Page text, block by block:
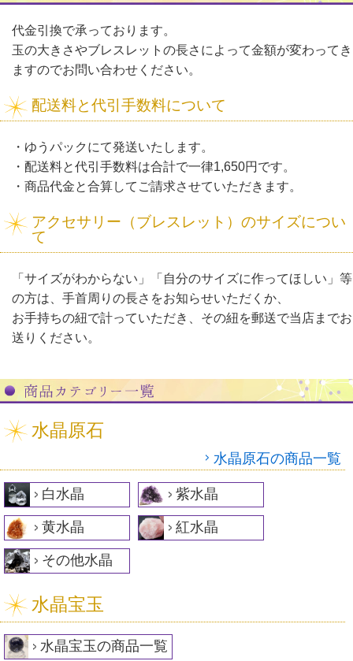
代金引換で承っております。
玉の大きさやブレスレットの長さによって金額が変わってき
ますのでお問い合わせください。
配送料と代引手数料について
・ゆうパックにて発送いたします。
・配送料と代引手数料は合計で一律1,650円です。
・商品代金と合算してご請求させていただきます。
アクセサリー（ブレスレット）のサイズについ
て
「サイズがわからない」「自分のサイズに作ってほしい」等
の方は、手首周りの長さをお知らせいただくか、
お手持ちの紐で計っていただき、その紐を郵送で当店までお
送りください。
水晶原石
水晶原石の商品一覧
白水晶 紫水晶
黄水晶 紅水晶
その他水晶
水晶宝玉
水晶宝玉の商品一覧